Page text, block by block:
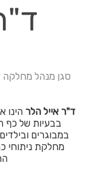
סגן מנהל מחלקה
ד"ר אייל הלר הינו
בבעיות של כף
במבוגרים
מחלקת ניתוחי